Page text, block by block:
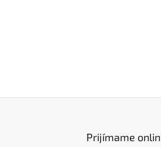
Prijímame